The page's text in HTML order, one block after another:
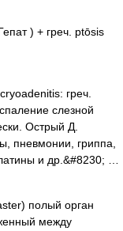
) + греч. ptōsis
греч.
слезной
Острый Д.
пневмонии, гриппа,
и др.&#8230; …
полый орган
между